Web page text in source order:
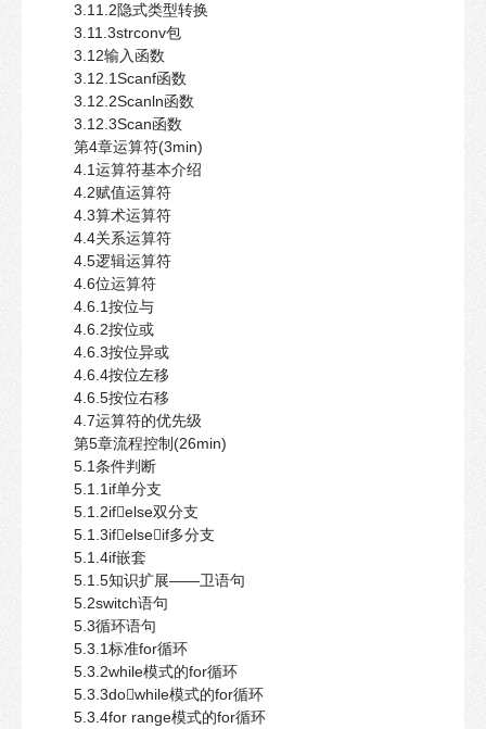
3.11.2隐式类型转换
3.11.3strconv包
3.12输入函数
3.12.1Scanf函数
3.12.2Scanln函数
3.12.3Scan函数
第4章运算符(3min)
4.1运算符基本介绍
4.2赋值运算符
4.3算术运算符
4.4关系运算符
4.5逻辑运算符
4.6位运算符
4.6.1按位与
4.6.2按位或
4.6.3按位异或
4.6.4按位左移
4.6.5按位右移
4.7运算符的优先级
第5章流程控制(26min)
5.1条件判断
5.1.1if单分支
5.1.2ifelse双分支
5.1.3ifelseif多分支
5.1.4if嵌套
5.1.5知识扩展——卫语句
5.2switch语句
5.3循环语句
5.3.1标准for循环
5.3.2while模式的for循环
5.3.3dowhile模式的for循环
5.3.4for range模式的for循环